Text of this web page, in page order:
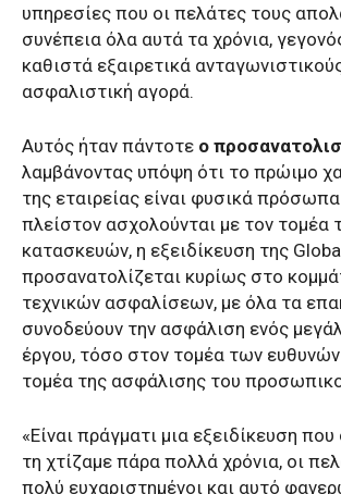
υπηρεσίες που οι πελάτες τους
συνέπεια όλα αυτά τα χρόνια,
καθιστά εξαιρετικά
ασφαλιστική αγορά.
Αυτός ήταν πάντοτε ο
λαμβάνοντας υπόψη ότι το πρώιμο
της εταιρείας είναι φυσικά
πλείστον ασχολούνται με τον τομέα
κατασκευών, η εξειδίκευση της
προσανατολίζεται κυρίως στο
τεχνικών ασφαλίσεων, με όλα τα
συνοδεύουν την ασφάλιση ενός
έργου, τόσο στον τομέα των
τομέα της ασφάλισης του
«Είναι πράγματι μια εξειδίκευση
τη χτίζαμε πάρα πολλά χρόνια, οι
πολύ ευχαριστημένοι και αυτό